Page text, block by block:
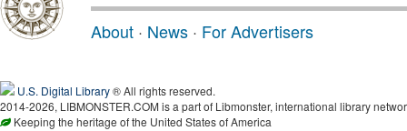
About · News · For Advertisers
U.S. Digital Library® All rights reserved.
2014-2026, LIBMONSTER.COM is a part of Libmonster, international library
Keeping the heritage of the United States of America